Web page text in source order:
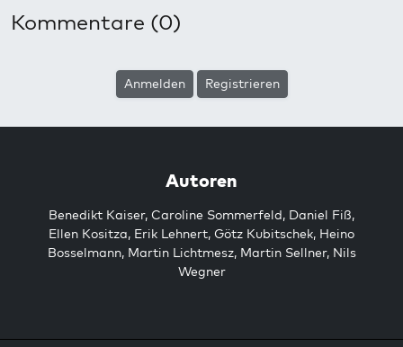
Kommentare (0)
Anmelden Registrieren
Autoren
Benedikt Kaiser, Caroline Sommerfeld, Daniel Fiß,
Ellen Kositza, Erik Lehnert, Götz Kubitschek, Heino
Bosselmann, Martin Lichtmesz, Martin Sellner, Nils
Wegner